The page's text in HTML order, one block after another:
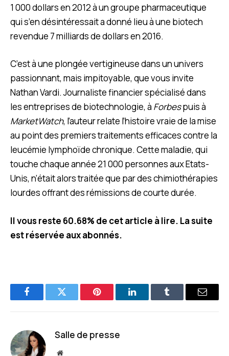
1 000 dollars en 2012 à un groupe pharmaceutique
qui s’en désintéressait a donné lieu à une biotech
revendue 7 milliards de dollars en 2016.
C’est à une plongée vertigineuse dans un univers
passionnant, mais impitoyable, que vous invite
Nathan Vardi. Journaliste financier spécialisé dans
les entreprises de biotechnologie, à Forbespuis à
MarketWatch, l’auteur relate l’histoire vraie de la mise
au point des premiers traitements efficaces contre la
leucémie lymphoïde chronique. Cette maladie, qui
touche chaque année 21 000 personnes aux Etats-
Unis, n’était alors traitée que par des chimiothérapies
lourdes offrant des rémissions de courte durée.
Il vous reste 60.68% de cet article à lire. La suite
est réservée aux abonnés.
FacebookTwitter Pinterest LinkedInTumblr
E-
Salle de presse
Site